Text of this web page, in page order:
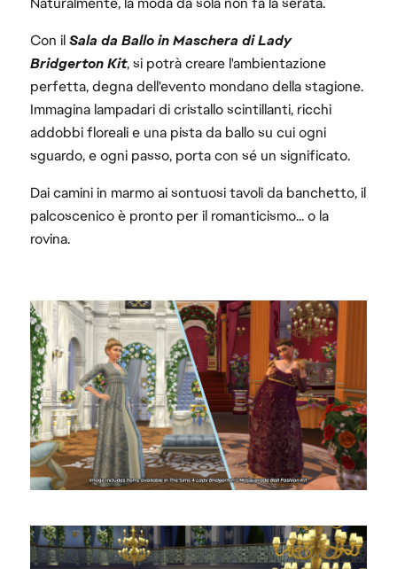
Con ilSala da Ballo in Maschera di Lady
Bridgerton Kit, si potrà creare l'ambientazione
perfetta, degna dell'evento mondano della stagione.
Immagina lampadari di cristallo scintillanti, ricchi
addobbi floreali e una pista da ballo su cui ogni
sguardo, e ogni passo, porta con sé un significato.
Dai camini in marmo ai sontuosi tavoli da banchetto, il
palcoscenico è pronto per il romanticismo... o la
rovina.